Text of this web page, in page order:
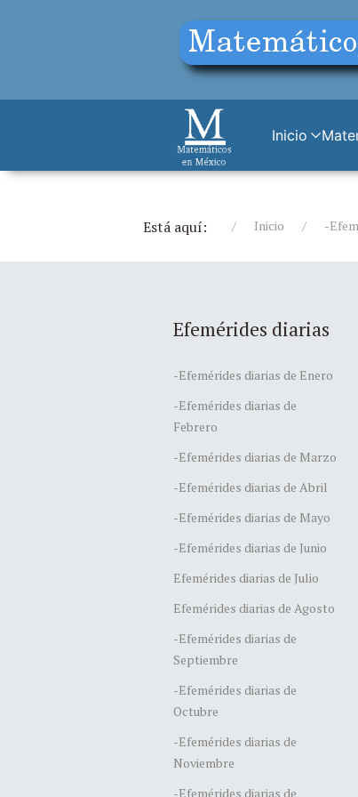
Inicio
Está aquí: Inicio -
Efemérides diarias
-Efemérides diarias de Enero
-Efemérides diarias de
Febrero
-Efemérides diarias de Marzo
-Efemérides diarias de Abril
-Efemérides diarias de Mayo
-Efemérides diarias de Junio
Efemérides diarias de Julio
Efemérides diarias de Agosto
-Efemérides diarias de
Septiembre
-Efemérides diarias de
Octubre
-Efemérides diarias de
Noviembre
-Efemérides diarias de